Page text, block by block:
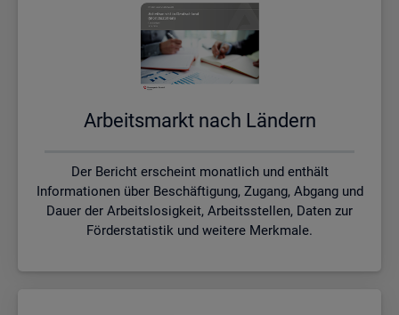
Ar­beits­markt nach Län­dern
Der Bericht erscheint monatlich und enthält
Informationen über Beschäftigung, Zugang, Abgang und
Dauer der Arbeitslosigkeit, Arbeitsstellen, Daten zur
Förderstatistik und weitere Merkmale.